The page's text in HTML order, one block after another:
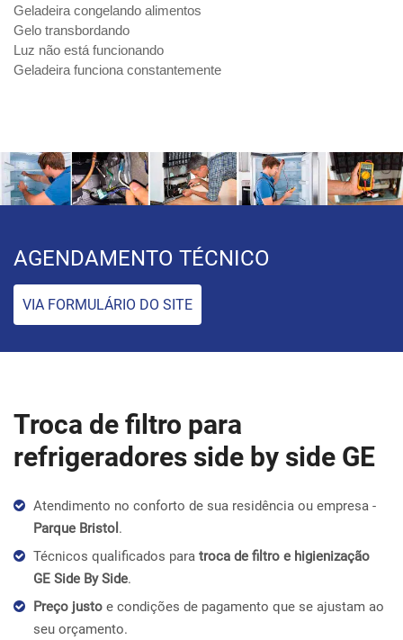
Geladeira congelando alimentos
Gelo transbordando
Luz não está funcionando
Geladeira funciona constantemente
AGENDAMENTO TÉCNICO
VIA FORMULÁRIO DO SITE
Troca de filtro para
refrigeradores side by side GE
Atendimento no conforto de sua residência ou empresa -
Parque Bristol .
Técnicos qualificados para troca de filtro e higienização
GE Side By Side.
Preço justo e condições de pagamento que se ajustam ao
seu orçamento.